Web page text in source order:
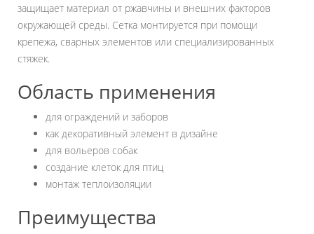
защищает материал от ржавчины и внешних факторов
окружающей среды. Сетка монтируется при помощи
крепежа, сварных элементов или специализированных
стяжек.
Область применения
для ограждений и заборов
как декоративный элемент в дизайне
для вольеров собак
создание клеток для птиц
монтаж теплоизоляции
Преимущества